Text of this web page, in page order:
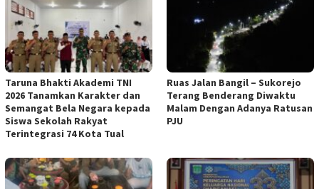
Taruna Bhakti Akademi TNI
2026 Tanamkan Karakter dan
Semangat Bela Negara kepada
Siswa Sekolah Rakyat
Terintegrasi 74 Kota Tual
Ruas Jalan Bangil – Sukorejo
Terang Benderang Diwaktu
Malam Dengan Adanya Ratusan
PJU